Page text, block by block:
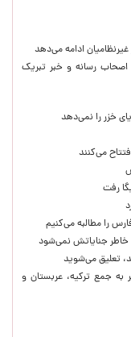
ادامه می‌دهد
اصحاب رسانه و خبر تبریک
خزر را نمی‌دهد
می‌کنند
رفت
را مطالبه‌ می‌کنیم
خاطر جنایاتش نمی‌شود
جمع ترکیه، عربستان و